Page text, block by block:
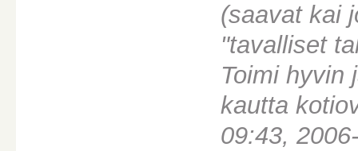
(saavat kai
"tavalliset
Toimi hyvin
kautta
09:43,